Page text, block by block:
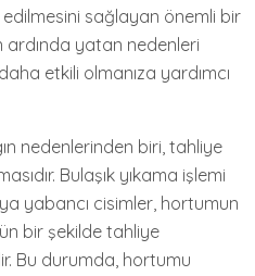
sağlayan önemli bir
ardında yatan nedenleri
etkili olmanıza yardımcı
nedenlerinden biri, tahliye
Bulaşık yıkama işlemi
yabancı cisimler, hortumun
bir şekilde tahliye
Bu durumda, hortumu